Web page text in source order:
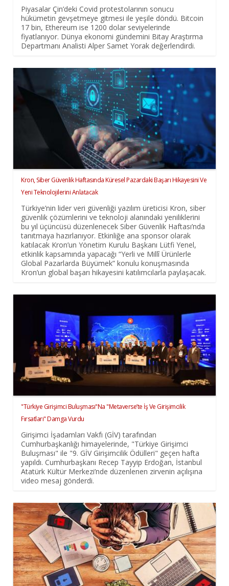
Piyasalar Çin’deki Covid protestolarının sonucu
hükümetin gevşetmeye gitmesi ile yeşile döndü. Bitcoin
17 bin, Ethereum ise 1200 dolar seviyelerinde
fiyatlanıyor. Dünya ekonomi gündemini Bitay Araştırma
Departmanı Analisti Alper Samet Yorak değerlendirdi.
Kron, Siber Güvenlik Haftasında Küresel Pazardaki Başarı Hikayesini Ve
Yeni Teknolojilerini Anlatacak
Türkiye’nin lider veri güvenliği yazılım üreticisi Kron, siber
güvenlik çözümlerini ve teknoloji alanındaki yeniliklerini
bu yıl üçüncüsü düzenlenecek Siber Güvenlik Haftası’nda
tanıtmaya hazırlanıyor. Etkinliğe ana sponsor olarak
katılacak Kron’un Yönetim Kurulu Başkanı Lütfi Yenel,
etkinlik kapsamında yapacağı “Yerli ve Millî Ürünlerle
Global Pazarlarda Büyümek” konulu konuşmasında
Kron’un global başarı hikayesini katılımcılarla paylaşacak.
"Türkiye Girişimci Buluşması"Na "Metaverse’te İş Ve Girişimcilik
Fırsatları" Damga Vurdu
Girişimci İşadamları Vakfı (GİV) tarafından
Cumhurbaşkanlığı himayelerinde, "Türkiye Girişimci
Buluşması" ile "9. GİV Girişimcilik Ödülleri" geçen hafta
yapıldı. Cumhurbaşkanı Recep Tayyip Erdoğan, İstanbul
Atatürk Kültür Merkezi’nde düzenlenen zirvenin açılışına
video mesaj gönderdi.